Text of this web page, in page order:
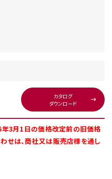
カタログ
ダウンロード
3月1日の価格改定前の旧価格
せは、商社又は販売店様を通し